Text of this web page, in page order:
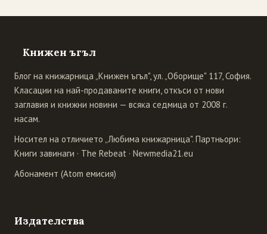
Книжен ъгъл
Блог на книжарница „Книжен ъгъл", ул. „Оборище" 117, София.
Класации на най-продаваните книги, откъси от нови
заглавия и книжни новини — всяка седмица от 2008 г.
насам.
Носител на отличието „Любима книжарница". Партньори:
Книги завинаги · The Rebeat · Newmedia21.eu
Абонамент (Atom емисия)
Издателства